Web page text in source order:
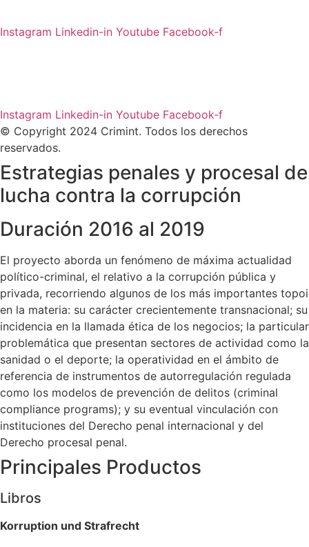
Instagram Linkedin-in Youtube Facebook-f
Instagram Linkedin-in Youtube Facebook-f
© Copyright 2024 Crimint. Todos los derechos
reservados.
Estrategias penales y procesal de
lucha contra la corrupción
Duración 2016 al 2019
El proyecto aborda un fenómeno de máxima actualidad
político-criminal, el relativo a la corrupción pública y
privada, recorriendo algunos de los más importantes topoi
en la materia: su carácter crecientemente transnacional; su
incidencia en la llamada ética de los negocios; la particular
problemática que presentan sectores de actividad como la
sanidad o el deporte; la operatividad en el ámbito de
referencia de instrumentos de autorregulación regulada
como los modelos de prevención de delitos (criminal
compliance programs); y su eventual vinculación con
instituciones del Derecho penal internacional y del
Derecho procesal penal.
Principales Productos
Libros
Korruption und Strafrecht